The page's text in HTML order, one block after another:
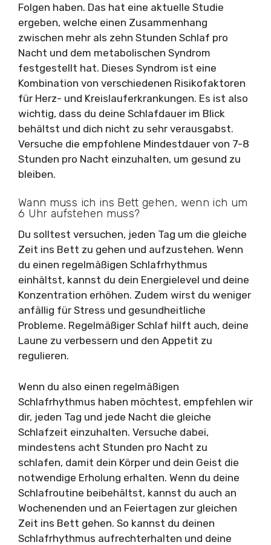
Folgen haben. Das hat eine aktuelle Studie
ergeben, welche einen Zusammenhang
zwischen mehr als zehn Stunden Schlaf pro
Nacht und dem metabolischen Syndrom
festgestellt hat. Dieses Syndrom ist eine
Kombination von verschiedenen Risikofaktoren
für Herz- und Kreislauferkrankungen. Es ist also
wichtig, dass du deine Schlafdauer im Blick
behältst und dich nicht zu sehr verausgabst.
Versuche die empfohlene Mindestdauer von 7-8
Stunden pro Nacht einzuhalten, um gesund zu
bleiben.
Wann muss ich ins Bett gehen, wenn ich um
6 Uhr aufstehen muss?
Du solltest versuchen, jeden Tag um die gleiche
Zeit ins Bett zu gehen und aufzustehen. Wenn
du einen regelmäßigen Schlafrhythmus
einhältst, kannst du dein Energielevel und deine
Konzentration erhöhen. Zudem wirst du weniger
anfällig für Stress und gesundheitliche
Probleme. Regelmäßiger Schlaf hilft auch, deine
Laune zu verbessern und den Appetit zu
regulieren.
Wenn du also einen regelmäßigen
Schlafrhythmus haben möchtest, empfehlen wir
dir, jeden Tag und jede Nacht die gleiche
Schlafzeit einzuhalten. Versuche dabei,
mindestens acht Stunden pro Nacht zu
schlafen, damit dein Körper und dein Geist die
notwendige Erholung erhalten. Wenn du deine
Schlafroutine beibehältst, kannst du auch an
Wochenenden und an Feiertagen zur gleichen
Zeit ins Bett gehen. So kannst du deinen
Schlafrhythmus aufrechterhalten und deine